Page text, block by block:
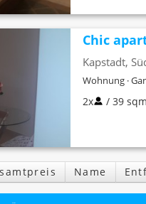
Chic
Kapstadt,
Wohnung ·
2x / 39 sqm
Name